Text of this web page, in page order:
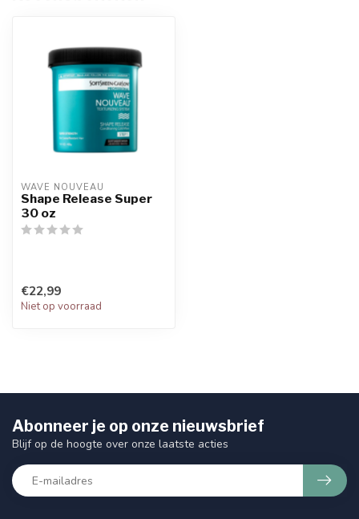
WAVE NOUVEAU
Shape Release Super
30 oz
€22,99
Niet op voorraad
Abonneer je op onze nieuwsbrief
Blijf op de hoogte over onze laatste acties